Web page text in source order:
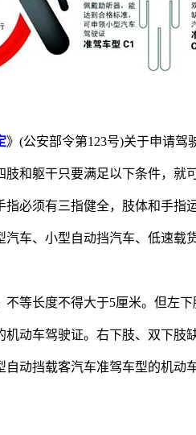
》(公安部令第123号)关于申请驾
和躯干只要满足以下条件，就
指必须有三指健全，肢体和手指
车、小型自动挡汽车、低速载
等长度不得大于5厘米。但左下
动车驾驶证。右下肢、双下肢
动挡载客汽车准驾车型的机动